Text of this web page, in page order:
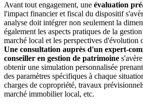
Avant tout engagement, une évaluation
l'impact financier et fiscal du dispositif
analyse doit intégrer non seulement la
également les aspects pratiques de la
marché local et les perspectives d'évolution
Une consultation auprès d'un expert-
conseiller en gestion de patrimoine
obtenir une simulation personnalisée
des paramètres spécifiques à chaque
charges de copropriété, travaux
marché immobilier local, etc.